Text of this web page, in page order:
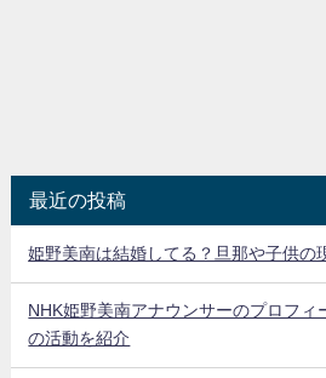
最近の投稿
姫野美南は結婚してる？旦那や子供の
NHK姫野美南アナウンサーのプロフィ
の活動を紹介